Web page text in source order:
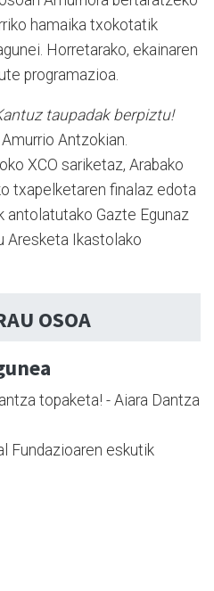
hamaika txokotatik
Horretarako, ekainaren
programazioa.
taupadak berpiztu!
Antzokian.
XCO sariketaz, Arabako
txapelketaren finalaz edota
antolatutako Gazte Egunaz
Aresketa Ikastolako
OSOA
topaketa! - Aiara Dantza
Fundazioaren eskutik